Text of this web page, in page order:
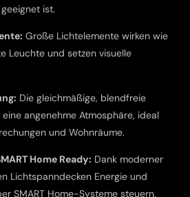
ist.
Große Lichtelemente wirken wie
Leuchte und setzen visuelle
Die gleichmäßige, blendfreie
angenehme Atmosphäre, ideal
und Wohnräume.
Home Ready: Dank moderner
Lichtspanndecken Energie und
SMART Home-Systeme steuern.